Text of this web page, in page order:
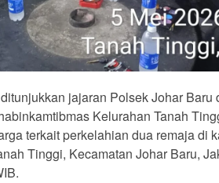
jajaran Polsek Johar Baru
Kelurahan Tanah
terkait perkelahian dua remaja di
Tinggi, Kecamatan Johar Baru,